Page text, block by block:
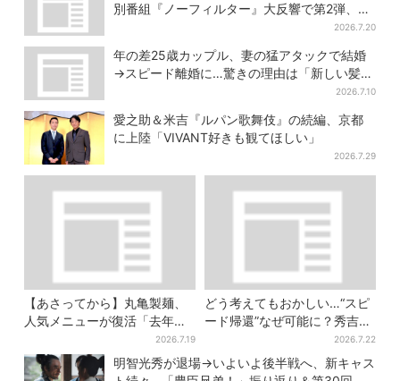
別番組『ノーフィルター』大反響で第2弾、7
2026.7.20
年の差25歳カップル、妻の猛アタックで結婚
→スピード離婚に…驚きの理由は「新しい髪
2026.7.10
愛之助＆米吉『ルパン歌舞伎』の続編、京都
に上陸「VIVANT好きも観てほしい」
2026.7.29
【あさってから】丸亀製麺、
人気メニューが復活「去年め
っちゃハマった」「待ってた
よ！」「夏の救世主」
2026.7.19
どう考えてもおかしい…“スピ
ード帰還”なぜ可能に？秀吉が
噂した、3人目の謀反人【豊臣
兄弟】
2026.7.22
明智光秀が退場→いよいよ後半戦へ、新キャス